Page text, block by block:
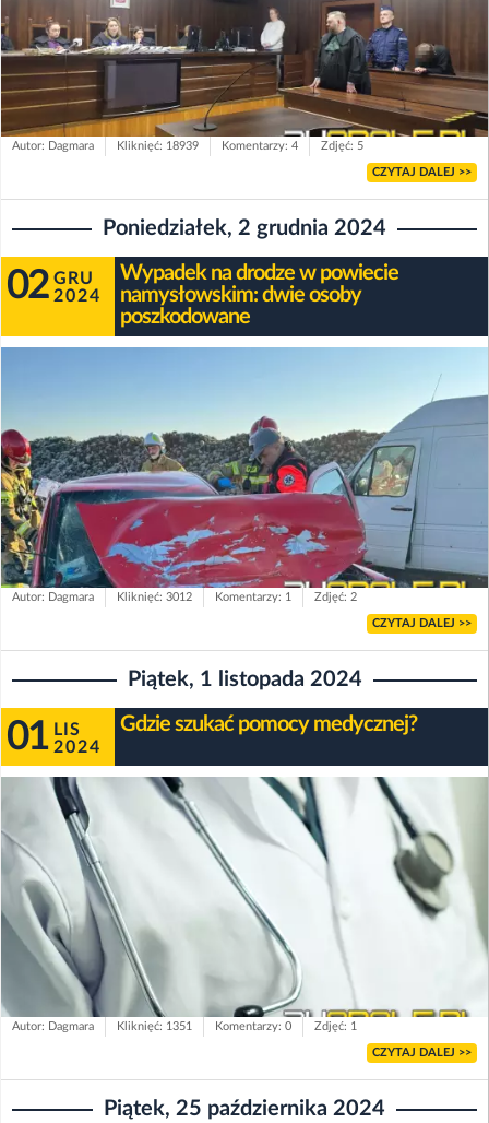
Autor: Dagmara Kliknięć: 18939 Komentarzy: 4 Zdjęć: 5
CZYTAJ DALEJ >>
Poniedziałek, 2 grudnia 2024
02 GRU
2024
Wypadek na drodze w powiecie
namysłowskim: dwie osoby
poszkodowane
Autor: Dagmara Kliknięć: 3012 Komentarzy: 1 Zdjęć: 2
CZYTAJ DALEJ >>
Piątek, 1 listopada 2024
01 LIS
2024
Gdzie szukać pomocy medycznej?
Autor: Dagmara Kliknięć: 1351 Komentarzy: 0 Zdjęć: 1
CZYTAJ DALEJ >>
Piątek, 25 października 2024